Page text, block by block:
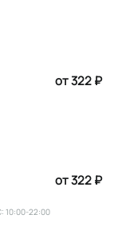
от 322 ₽
10:00-22:00
от 322 ₽